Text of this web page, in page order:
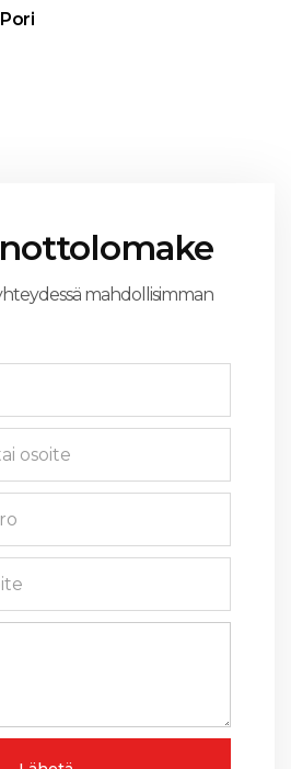
mahdollisimman